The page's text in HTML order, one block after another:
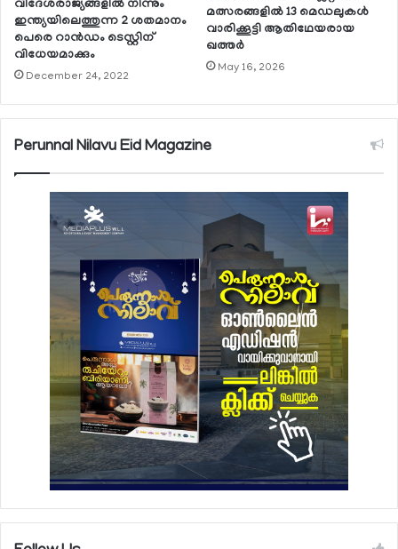
വിദേശരാജ്യങ്ങളില്‍ നിന്നും
ഇന്ത്യയിലെത്തുന്ന 2 ശതമാനം
പെരെ റാന്‍ഡം ടെസ്റ്റിന്
വിധേയമാക്കും
December 24, 2022
മത്സരങ്ങളില്‍ 13 മെഡലുകള്‍
വാരിക്കൂട്ടി ആതിഥേയരായ
ഖത്തര്‍
May 16, 2026
Perunnal Nilavu Eid Magazine